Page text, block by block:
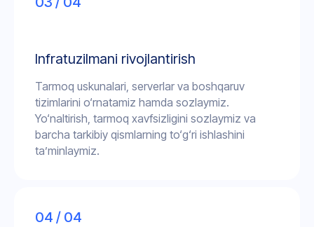
Infratuzilmani rivojlantirish
Tarmoq uskunalari, serverlar va boshqaruv
tizimlarini o‘rnatamiz hamda sozlaymiz.
Yo‘naltirish, tarmoq xavfsizligini sozlaymiz va
barcha tarkibiy qismlarning to‘g‘ri ishlashini
ta’minlaymiz.
04 / 04